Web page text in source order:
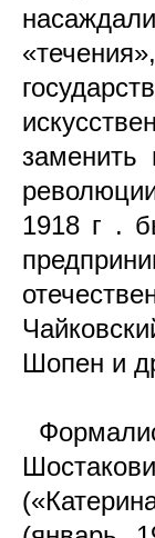
заменить
1918 г .
Шопен и